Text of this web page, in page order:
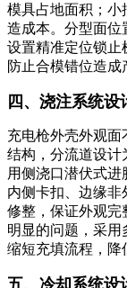
模具占地面积；小
造成本。分型面位
设置精准定位锁止
防止合模错位造成
四、浇注系统设
充电枪外壳外观
结构，分流道设计
用侧浇口潜伏式
内侧卡扣、边缘非
修整，保证外观完
明显的问题，采用
缩短充填流程，降
五、冷却系统设